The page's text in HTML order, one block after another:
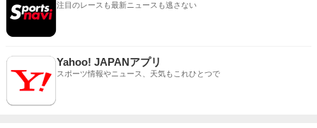
注目のレースも最新ニュースも逃さない
Yahoo! JAPANアプリ
スポーツ情報やニュース、天気もこれひとつで